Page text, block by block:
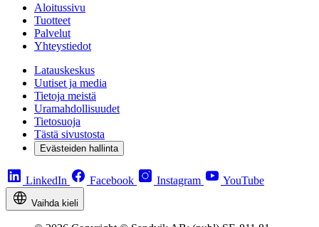
Aloitussivu
Tuotteet
Palvelut
Yhteystiedot
Latauskeskus
Uutiset ja media
Tietoja meistä
Uramahdollisuudet
Tietosuoja
Tästä sivustosta
Evästeiden hallinta
LinkedIn Facebook Instagram YouTube
Vaihda kieli